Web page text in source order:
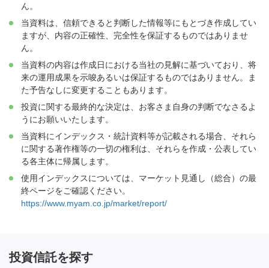
ん。
当資料は、信頼できると判断した情報等にもとづき作成してい
ますが、内容の正確性、完全性を保証するものではありませ
ん。
当資料の内容は作成日における当社の見解に基づいており、将
来の運用成果を示唆あるいは保証するものではありません。ま
た予告なしに変更することもあります。
投資に関する最終的な決定は、お客さま自身の判断でなさるよ
うにお願いいたします。
当資料にインデックス・統計資料等が記載される場合、それら
に関する著作権等の一切の権利は、それらを作成・公表してい
る各主体に帰属します。
使用インデックスについては、マーケット見通し（総合）の最
終ページをご確認ください。
https://www.myam.co.jp/market/report/
投資信託を探す